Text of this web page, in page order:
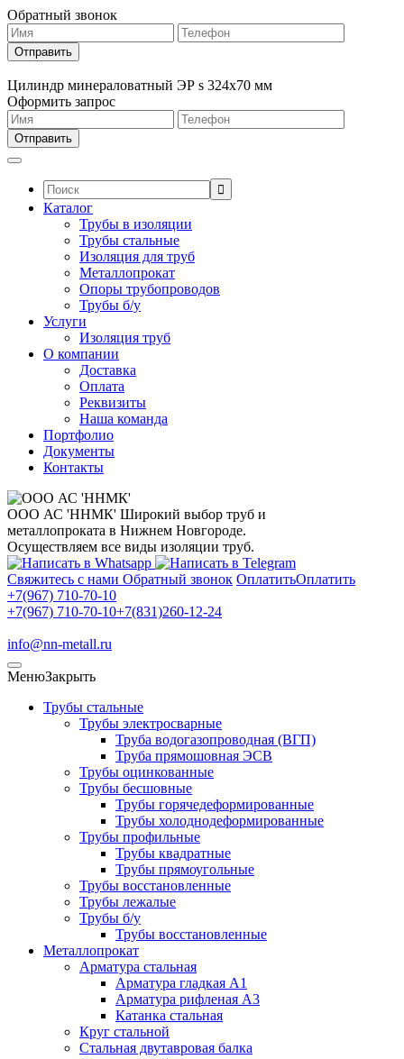
Обратный звонок
Цилиндр минераловатный ЭР s 324х70 мм
Оформить запрос
Поиск:
Каталог
Трубы в изоляции
Трубы стальные
Изоляция для труб
Металлопрокат
Опоры трубопроводов
Трубы б/у
Услуги
Изоляция труб
О компании
Доставка
Оплата
Реквизиты
Наша команда
Портфолио
Документы
Контакты
ООО АС 'ННМК' Широкий выбор труб и
металлопроката в Нижнем Новгороде.
Осуществляем все виды изоляции труб.
Свяжитесь с нами Обратный звонок ОплатитьОплатить
+7(967) 710-70-10
+7(967) 710-70-10+7(831)260-12-24
info@nn-metall.ru
МенюЗакрыть
Трубы стальные
Трубы электросварные
Труба водогазопроводная (ВГП)
Труба прямошовная ЭСВ
Трубы оцинкованные
Трубы бесшовные
Трубы горячедеформированные
Трубы холоднодеформированные
Трубы профильные
Трубы квадратные
Трубы прямоугольные
Трубы восстановленные
Трубы лежалые
Трубы б/у
Трубы восстановленные
Металлопрокат
Арматура стальная
Арматура гладкая А1
Арматура рифленая А3
Катанка стальная
Круг стальной
Стальная двутавровая балка